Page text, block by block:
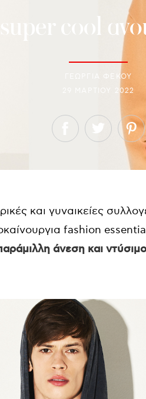
cool
ΓΕΩΡΓΙΑ ΦΕΚΟΥ
29 ΜΑΡΤΊΟΥ 2022
και γυναικείες
fashion
άνεση και